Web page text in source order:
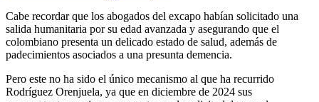
Cabe recordar que los abogados del excapo habían solicitado una
salida humanitaria por su edad avanzada y asegurando que el
colombiano presenta un delicado estado de salud, además de
padecimientos asociados a una presunta demencia.
Pero este no ha sido el único mecanismo al que ha recurrido
Rodríguez Orenjuela, ya que en diciembre de 2024 sus